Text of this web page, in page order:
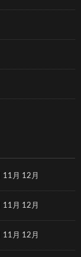
11月 12月
11月 12月
11月 12月